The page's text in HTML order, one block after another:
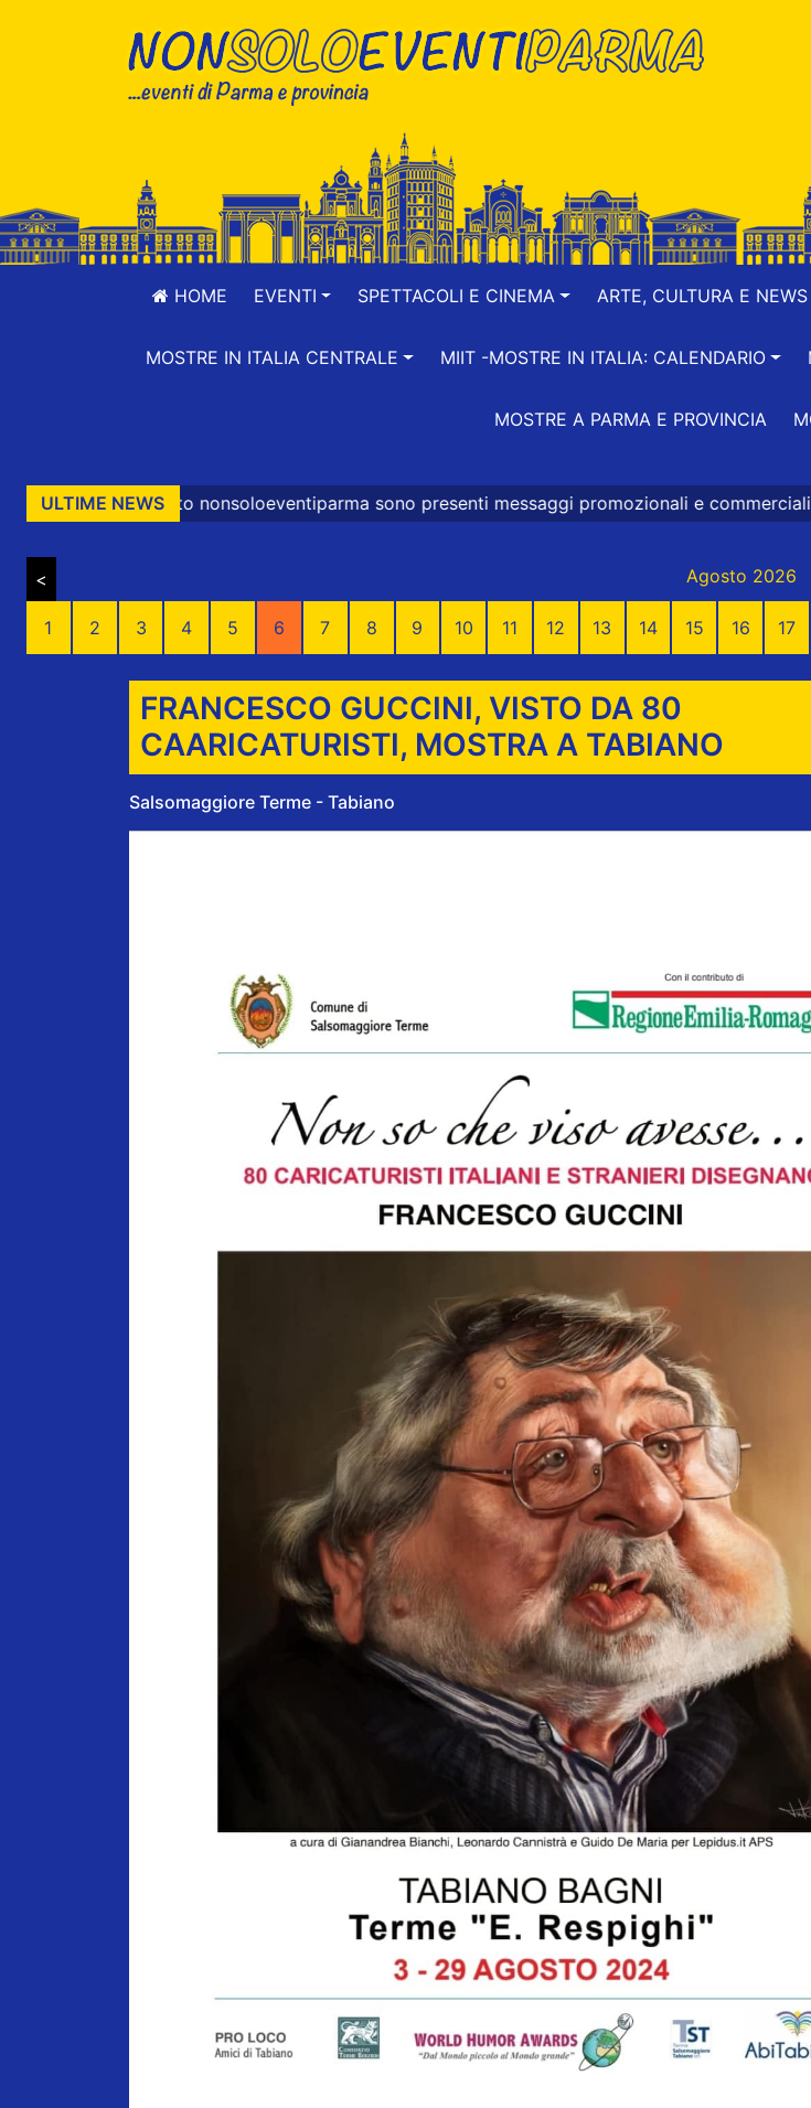
HOME EVENTI SPETTACOLI E CINEMA ARTE, CULTURA E NEWS
MOSTRE IN ITALIA CENTRALE MIIT -MOSTRE IN ITALIA: CALENDARIO
MOSTRE A PARMA E PROVINCIA
ULTIME NEWS sono presenti messaggi promozionali e commerciali
< Agosto 2026
1 2 3 4 5 6 7 8 9 10 11 12 13 14 15 16 17
FRANCESCO GUCCINI, VISTO DA 80
CAARICATURISTI, MOSTRA A TABIANO
Salsomaggiore Terme - Tabiano